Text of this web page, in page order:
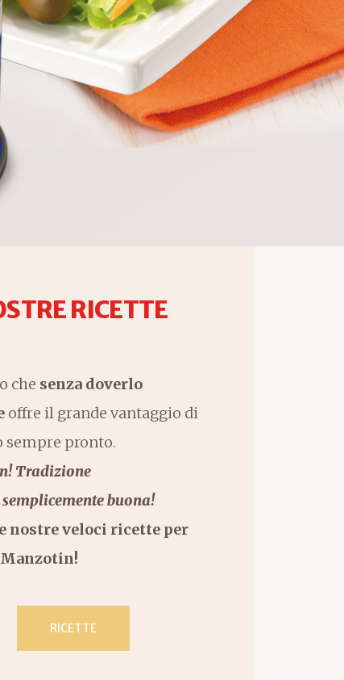
RICETTE
che senza doverlo
offre il grande vantaggio di
sempre pronto.
Tradizione
semplicemente buona!
nostre veloci ricette per
RICETTE